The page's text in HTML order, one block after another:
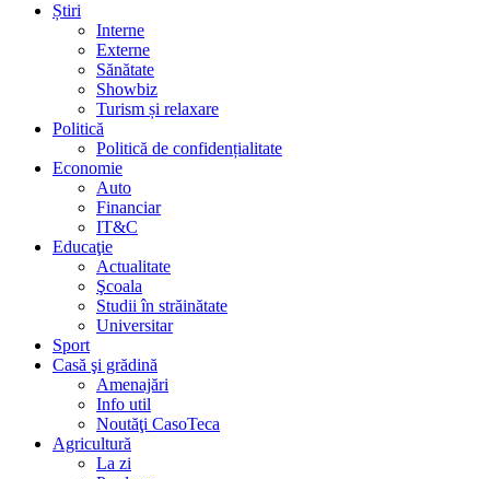
Știri
Interne
Externe
Sănătate
Showbiz
Turism și relaxare
Politică
Politică de confidențialitate
Economie
Auto
Financiar
IT&C
Educaţie
Actualitate
Şcoala
Studii în străinătate
Universitar
Sport
Casă şi grădină
Amenajări
Info util
Noutăţi CasoTeca
Agricultură
La zi